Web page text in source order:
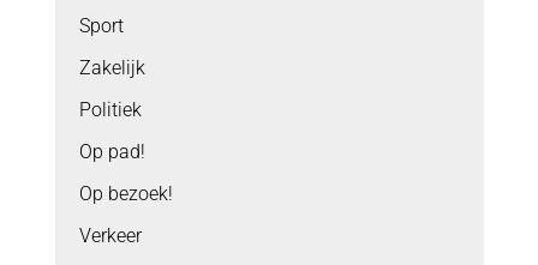
Sport
Zakelijk
Politiek
Op pad!
Op bezoek!
Verkeer